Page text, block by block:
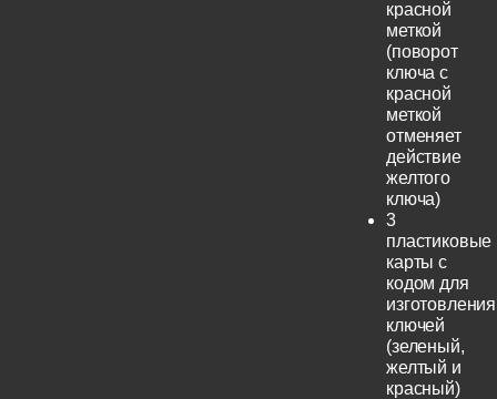
красной
меткой
(поворот
ключа с
красной
меткой
отменяет
действие
желтого
ключа)
3
пластиковые
карты с
кодом для
изготовления
ключей
(зеленый,
желтый и
красный)